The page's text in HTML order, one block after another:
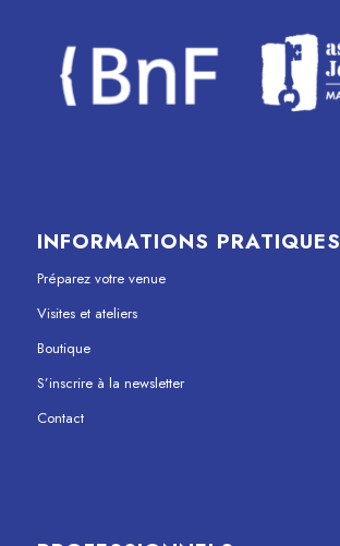
INFORMATIONS PRATIQUES
Préparez votre venue
Visites et ateliers
Boutique
S’inscrire à la newsletter
Contact